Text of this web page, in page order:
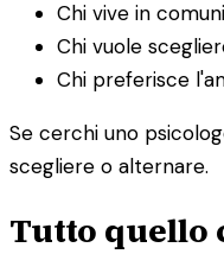
Chi vive in
Chi vuole
Chi preferisce
Se cerchi uno
scegliere o alternare.
Tutto quello